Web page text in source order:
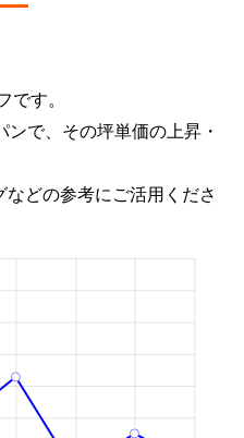
す。
で、その坪単価の上昇・
どの参考にご活用くださ